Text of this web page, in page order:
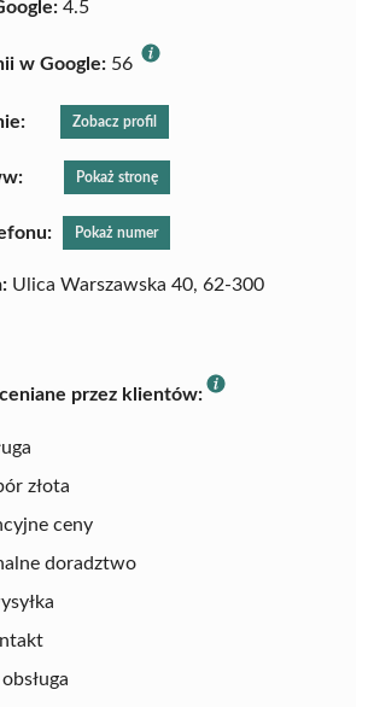
4.5
w Google: 56
Zobacz profil
Pokaż stronę
Pokaż numer
Ulica Warszawska 40, 62-300
przez klientów:
złota
ceny
doradztwo